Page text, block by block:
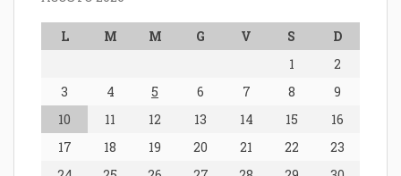
L M M G V S
D
1
2
3
4 5 6 7 8
9
10
11 12 13 14 15
16
17
18 19 20 21 22
23